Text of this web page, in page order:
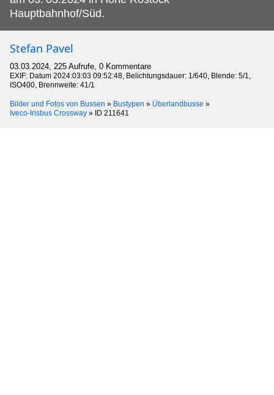
Hauptbahnhof/Süd.
Stefan Pavel
03.03.2024, 225 Aufrufe, 0 Kommentare
EXIF: Datum 2024:03:03 09:52:48, Belichtungsdauer: 1/640, Blende: 5/1,
ISO400, Brennweite: 41/1
Bilder und Fotos von Bussen » Bustypen » Überlandbusse »
Iveco-Irisbus Crossway » ID 211641